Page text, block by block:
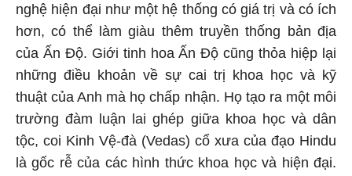
nghệ hiện đại như một hệ thống có giá trị và có ích
hơn, có thể làm giàu thêm truyền thống bản địa
của Ấn Độ. Giới tinh hoa Ấn Độ cũng thỏa hiệp lại
những điều khoản về sự cai trị khoa học và kỹ
thuật của Anh mà họ chấp nhận. Họ tạo ra một môi
trường đàm luận lai ghép giữa khoa học và dân
tộc, coi Kinh Vệ-đà (Vedas) cổ xưa của đạo Hindu
là gốc rễ của các hình thức khoa học và hiện đại.